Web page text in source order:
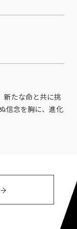
新たな命と共に挑
信念を胸に、進化